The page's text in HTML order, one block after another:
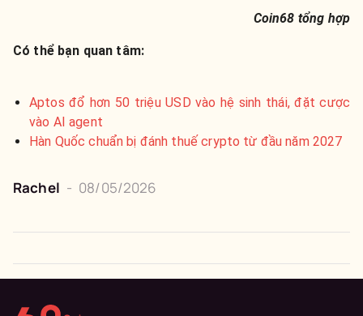
Coin68 tổng hợp
Có thể bạn quan tâm:
Aptos đổ hơn 50 triệu USD vào hệ sinh thái, đặt cược
vào AI agent
Hàn Quốc chuẩn bị đánh thuế crypto từ đầu năm 2027
Rachel - 08/05/2026